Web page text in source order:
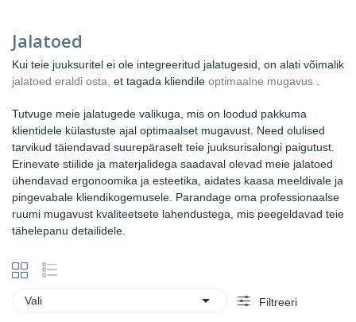
Jalatoed
Kui teie juuksuritel ei ole integreeritud jalatugesid, on alati võimalik
jalatoed eraldi osta, et tagada kliendile optimaalne mugavus
Tutvuge meie jalatugede valikuga, mis on loodud pakkuma
klientidele külastuste ajal optimaalset mugavust. Need olulised
tarvikud täiendavad suurepäraselt teie juuksurisalongi paigutust.
Erinevate stiilide ja materjalidega saadaval olevad meie jalatoed
ühendavad ergonoomika ja esteetika, aidates kaasa meeldivale ja
pingevabale kliendikogemusele. Parandage oma professionaalse
ruumi mugavust kvaliteetsete lahendustega, mis peegeldavad teie
tähelepanu detailidele.
Vali  Filtreeri